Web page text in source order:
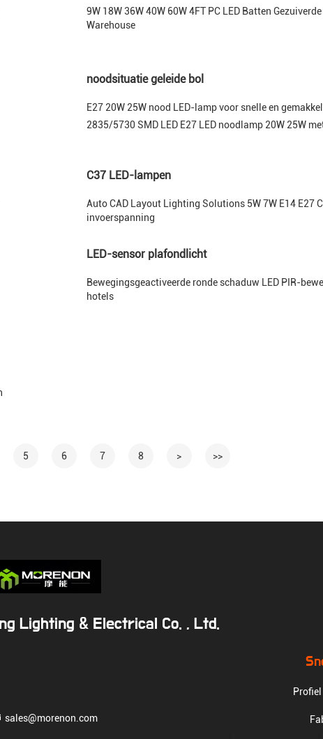
9W 18W 36W 40W 60W 4FT PC LED Batten
Warehouse
noodsituatie geleide bol
E27 20W 25W nood LED-lamp voor snelle en
2835/5730 SMD LED E27 LED noodlamp 20W 25W
C37 LED-lampen
Auto CAD Layout Lighting Solutions 5W 7W E14 E27
invoerspanning
LED-sensor plafondlicht
Bewegingsgeactiveerde ronde schaduw LED PIR-
hotels
5 6 7 8 > >>
Lighting & Electrical Co. , Ltd.
sales@morenon.com